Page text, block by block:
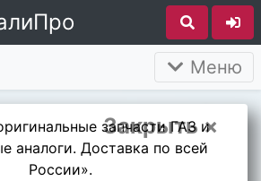
Меню
Закрыть ×
запчасти ГАЗ и
аналоги. Доставка по всей
России».